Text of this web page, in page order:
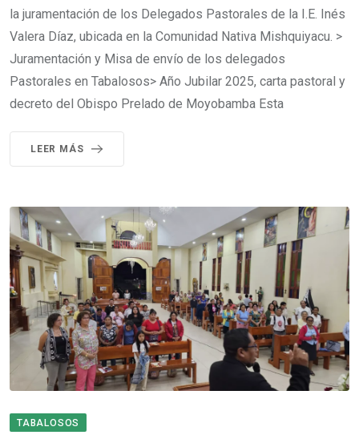
la juramentación de los Delegados Pastorales de la I.E. Inés
Valera Díaz, ubicada en la Comunidad Nativa Mishquiyacu. >
Juramentación y Misa de envío de los delegados
Pastorales en Tabalosos> Año Jubilar 2025, carta pastoral y
decreto del Obispo Prelado de Moyobamba Esta
LEER MÁS
TABALOSOS